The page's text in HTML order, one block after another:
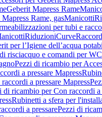
Geberit Mapress Rame
Rame, gasManicotti
per tubi e
RiduzioniCurve
per l’Igiene dell’acqua
risciacquo e comandi per
Pezzi di ricambio per
a pressare Mapress
a pressare Mapress
di ricambio per Con raccordi
Rubinetti a sfera per
a pressarePezzi di